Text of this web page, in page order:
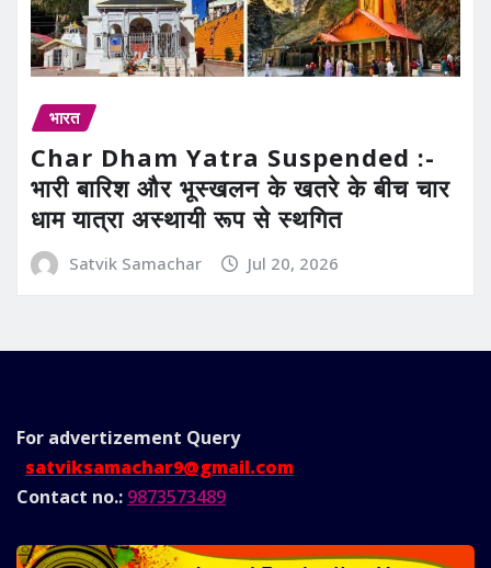
भारत
Char Dham Yatra Suspended :-
भारी बारिश और भूस्खलन के खतरे के बीच चार
धाम यात्रा अस्थायी रूप से स्थगित
Satvik Samachar Jul 20, 2026
For advertizement Query
satviksamachar9@gmail.com
Contact no.: 9873573489